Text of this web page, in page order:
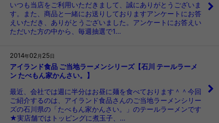
いつも当店をご利用いただきまして、誠にありがとうございま
す。また、商品と一緒にお送りしておりますアンケートにお答
えいただき、ありがとうございました。アンケートにお答えい
ただいた方の中から、毎週抽選で1…
2014年02 月 25 日
アイランド食品 ご当地ラーメンシリーズ【石川 テールラーメ
ン たべもん家かんさい。】
最近、会社では週に半分はお昼に麺を食べております＾＾今回
ご紹介するのは、アイランド食品さんのご当地ラーメンシリー
ズの石川県の「たべもん家かんさい。」のテールラーメンです
★実店舗ではトッピングに煮玉子、…